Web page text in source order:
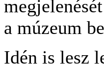
a múzeum
Idén is lesz